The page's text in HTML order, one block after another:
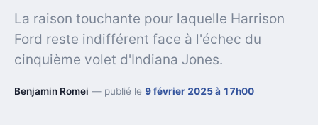
La raison touchante pour laquelle Harrison
Ford reste indifférent face à l'échec du
cinquième volet d'Indiana Jones.
Benjamin Romei — publié le 9 février 2025 à 17h00